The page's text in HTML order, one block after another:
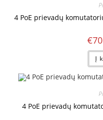
4 PoE prievadų
€
Į
4 PoE prievadų